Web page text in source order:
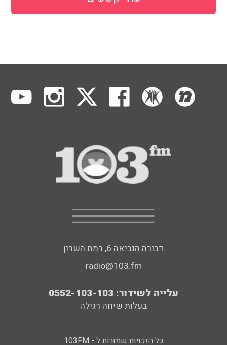
דבורה הנביאה 6, רמת השרון
radio@103.fm
עלייה לשידור: 0552-103-103
בעלות שיחה רגילה
כל הזכויות שמורות ל - 103FM